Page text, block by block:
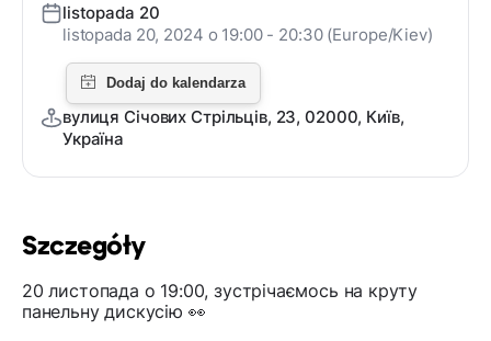
Szczegóły
20 листопада о 19:00, зустрічаємось на круту
панельну дискусію 👀
listopada 20
listopada 20, 2024 o 19:00 - 20:30 (Europe/Kiev)
вулиця Січових Стрільців, 23, 02000, Київ,
Україна